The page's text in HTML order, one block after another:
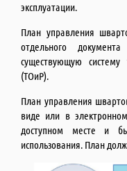
эксплуатации.
План управления
отдельного
существующую систему
(ТОиР).
План управления
виде или в
доступном месте и
использования. План
23
07.26
Работы на высоте и за
судна
Компания
предлагает
вниманию
безопасному